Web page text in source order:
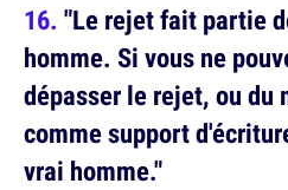
"Le rejet fait partie
homme. Si vous ne
dépasser le rejet, ou
comme support
vrai homme."